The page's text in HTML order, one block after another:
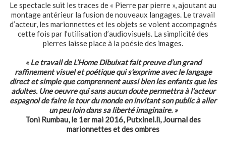
Le spectacle suit les traces de « Pierre par pierre », ajoutant au
montage antérieur la fusion de nouveaux langages. Le travail
d’acteur, les marionnettes et les objets se voient accompagnés
cette fois par l’utilisation d’audiovisuels. La simplicité des
pierres laisse place à la poésie des images.
« Le travail de L’Home Dibuixat fait preuve d’un grand
raffinement visuel et poétique qui s’exprime avec le langage
direct et simple que comprennent aussi bien les enfants que les
adultes. Une oeuvre qui sans aucun doute permettra à l’acteur
espagnol de faire le tour du monde en invitant son public à aller
un peu loin dans sa liberté imaginaire. »
Toni Rumbau, le 1er mai 2016, Putxinel.li, Journal des
marionnettes et des ombres